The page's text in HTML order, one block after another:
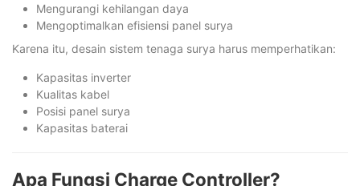
Mengurangi kehilangan daya
Mengoptimalkan efisiensi panel surya
Karena itu, desain sistem tenaga surya harus memperhatikan:
Kapasitas inverter
Kualitas kabel
Posisi panel surya
Kapasitas baterai
Apa Fungsi Charge Controller?